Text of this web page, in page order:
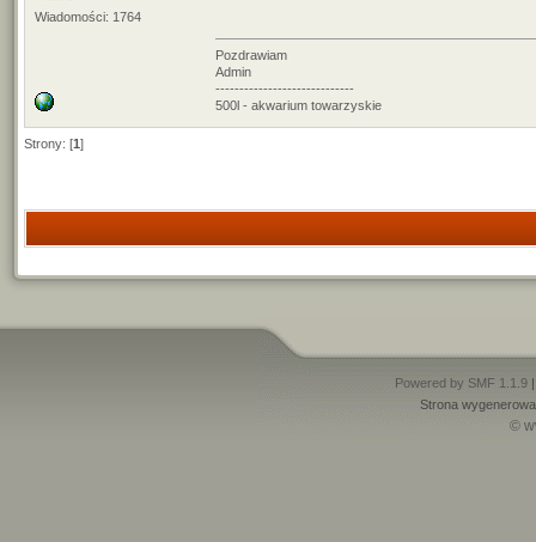
Wiadomości: 1764
Pozdrawiam
Admin
-----------------------------
500l - akwarium towarzyskie
Strony: [1]
Powered by SMF 1.1.9
Strona
©